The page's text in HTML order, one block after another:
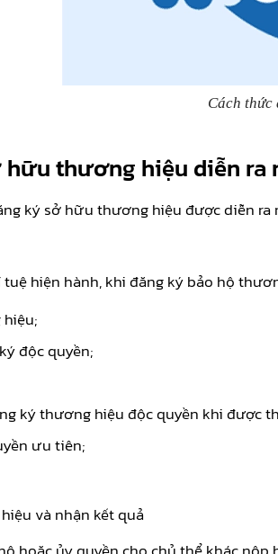
Cách thức
thương hiệu diễn ra
ký sở hữu thương hiệu được diễn ra
hiện hành, khi đăng ký bảo hộ
độc quyền;
ký thương hiệu độc quyền khi được
ưu tiên;
và nhận kết quả